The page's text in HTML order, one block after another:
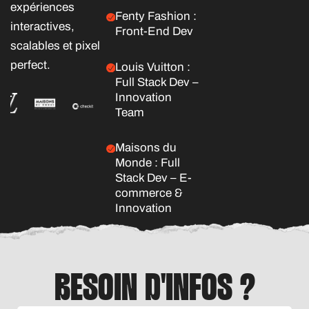
expériences
interactives,
scalables et pixel
perfect.
Fenty Fashion :
Front-End Dev
Louis Vuitton :
Full Stack Dev –
Innovation
Team
Maisons du
Monde : Full
Stack Dev – E-
commerce &
Innovation
BESOIN D'INFOS ?